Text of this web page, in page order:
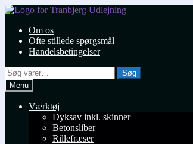
Spring
navigation
Spring
indholdOm os
Ofte stillede spørgsmål
Handelsbetingelser
Søg
efter:
Søg
Menu
Værktøj
Dyksav inkl. skinner
Betonsliber
Rillefræser